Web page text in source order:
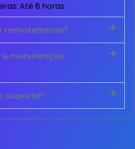
Até 8 horas
remotamente?
manutenção
suporte?